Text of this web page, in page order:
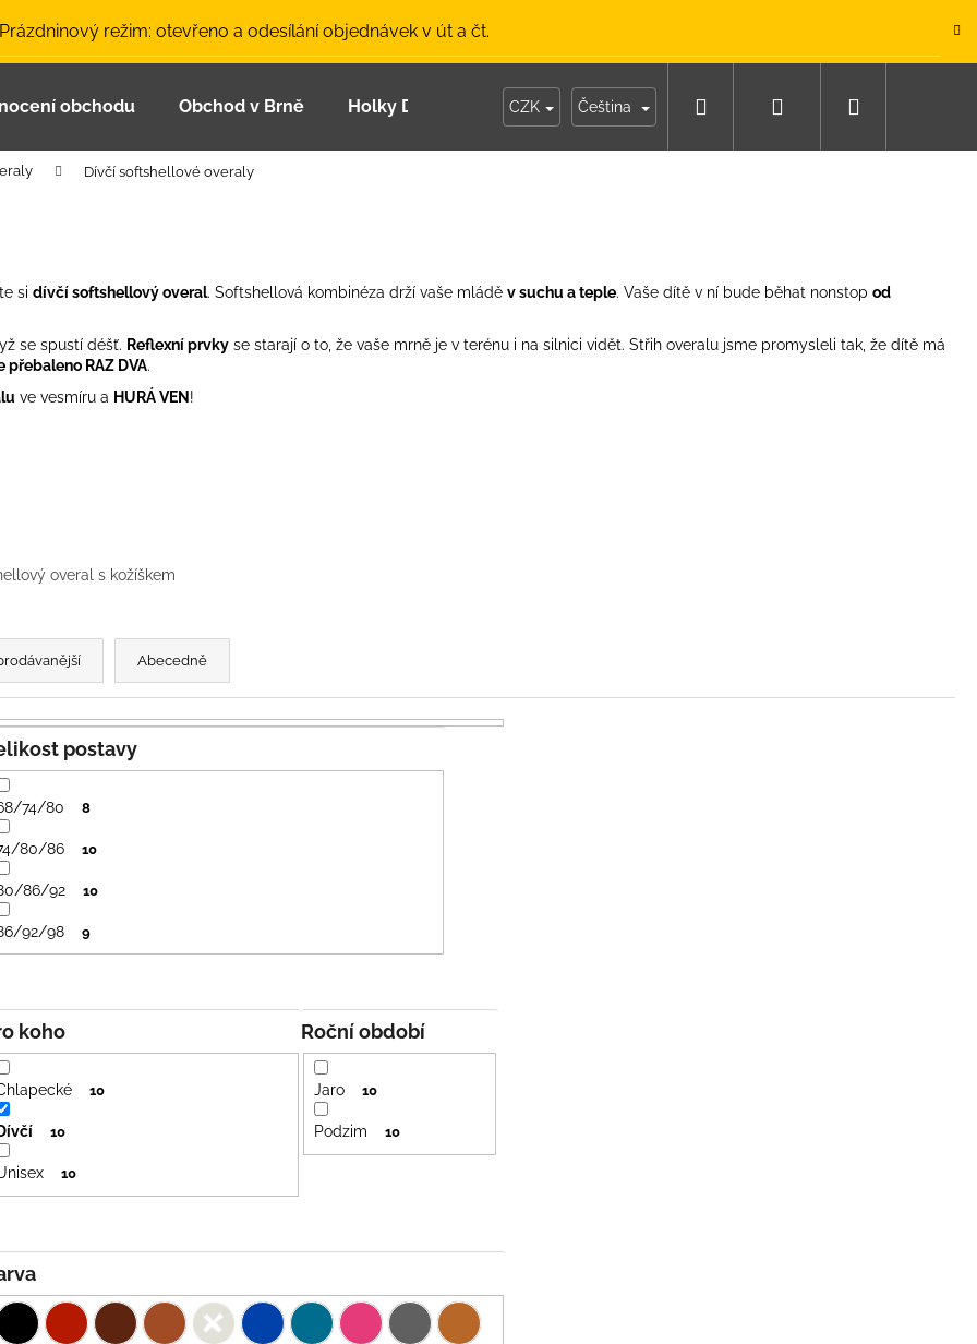
režim: otevřeno a odesílání objednávek v út a čt.
obchodu Obchod v Brně Holky Dupeťačky Moje objednávka
CZK Čeština Hledat Přihlášení
Dívčí softshellové overaly
si dívčí softshellový overal. Softshellová kombinéza drží vaše mládě v suchu a teple. Vaše dítě v ní bude běhat nonstop od
se spustí déšť. Reflexní prvky se starají o to, že vaše mrně je v terénu i na silnici vidět. Střih overalu jsme promysleli tak, že dítě má
přebaleno RAZ DVA.
ve vesmíru a HURÁVEN !
overal s kožíškem
Abecedně
koho
10
10
10
Roční období
Jaro 10
Podzim 10
postavy
74/80 8
80/86 10
86/92 10
92/98 9
Co potřebujete najít?
Doporučujeme